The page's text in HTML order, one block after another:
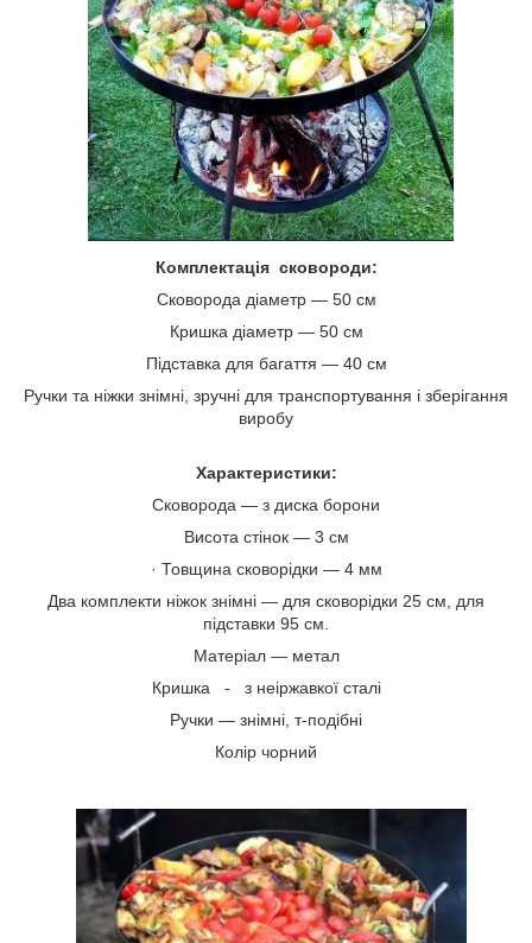
Комплектація сковороди:
Сковорода діаметр — 50 см
Кришка діаметр — 50 см
Підставка для багаття — 40 см
Ручки та ніжки знімні, зручні для транспортування і зберігання
виробу
Характеристики:
Сковорода — з диска борони
Висота стінок — 3 см
· Товщина сковорідки — 4 мм
Два комплекти ніжок знімні — для сковорідки 25 см, для
підставки 95 см.
Матеріал — метал
Кришка - з неіржавкої сталі
Ручки — знімні, т-подібні
Колір чорний